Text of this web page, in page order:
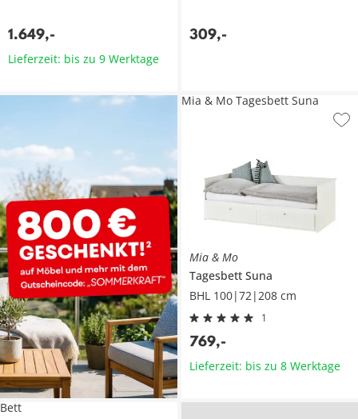
1.649,-
Lieferzeit: bis zu 9 Werktage
309,-
Mia & Mo
Tagesbett Suna
BHL 100|72|208 cm
1
769,-
Mia & Mo Tagesbett Suna
Lieferzeit: bis zu 8 Werktage
Bett